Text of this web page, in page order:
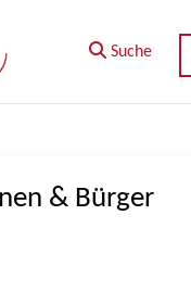
Suche
& Bürger